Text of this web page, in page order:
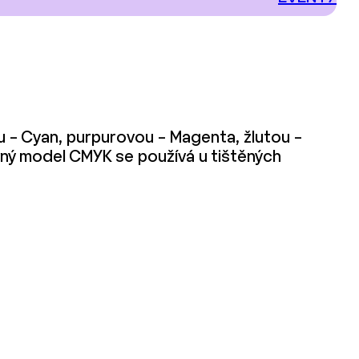
– Cyan, purpurovou – Magenta, žlutou –
model CMYK se používá u tištěných